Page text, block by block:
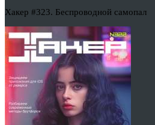
Хакер #323. Беспроводной самопал